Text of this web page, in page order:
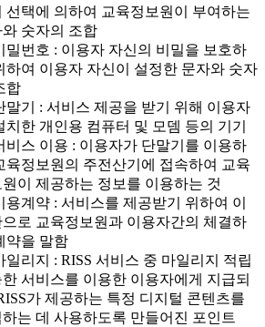
선택에 의하여 교육정보원이 부여하는
와 숫자의 조합
번호 : 이용자 자신의 비밀을 보호하
하여 이용자 자신이 설정한 문자와 숫자
합
기 : 서비스 제공을 받기 위해 이용자
치한 개인용 컴퓨터 및 모뎀 등의 기기
스 이용 : 이용자가 단말기를 이용하
육정보원의 주전산기에 접속하여 교육
원이 제공하는 정보를 이용하는 것
계약 : 서비스를 제공받기 위하여 이
으로 교육정보원과 이용자간의 체결하
약을 말함
리지 : RISS 서비스 중 마일리지 적립
한 서비스를 이용한 이용자에게 지급되
가 제공하는 특정 디지털 콘텐츠를
하는 데 사용하도록 만들어진 포인트